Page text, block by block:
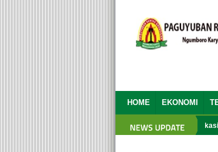
HOME EKONOMI
HBH PRG yang Ke 13 Aplikasi